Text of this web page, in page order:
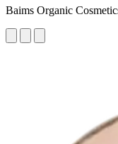
Baims Organic